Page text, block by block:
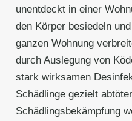
unentdeckt in einer
den Körper besiedeln
ganzen Wohnung
durch Auslegung von
stark wirksamen
Schädlinge gezielt
Schädlingsbekämpfung